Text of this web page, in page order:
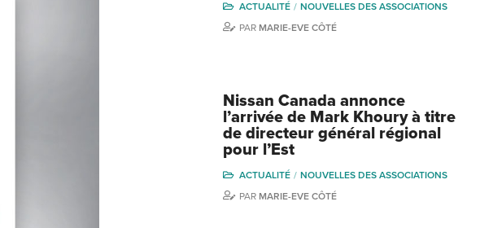
ACTUALITÉ
NOUVELLES DES ASSOCIATIONS
PAR MARIE-EVE CÔTÉ
Nissan Canada annonce
l’arrivée de Mark Khoury à titre
de directeur général régional
pour l’Est
ACTUALITÉ
NOUVELLES DES ASSOCIATIONS
PAR MARIE-EVE CÔTÉ